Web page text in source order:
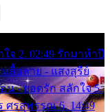
จ 2. 02:49 รักมาห้าปี
เสื้อลาย - แสงสุรีย์
น - ยอดรัก สลักใจ 5.
ศรสุพรรณ 6. 14:49